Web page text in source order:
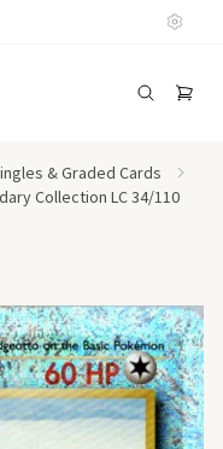
& Graded Cards
Collection LC 34/110